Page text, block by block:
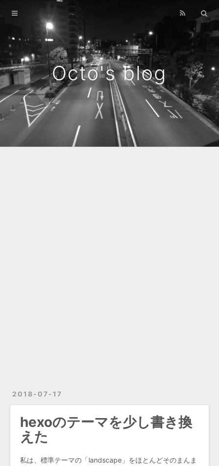
Octo's blog
2018-07-17
hexoのテーマを少し書き換
えた
私は、標準テーマの「landscape」をほとんどそのまんま
Home
Archives